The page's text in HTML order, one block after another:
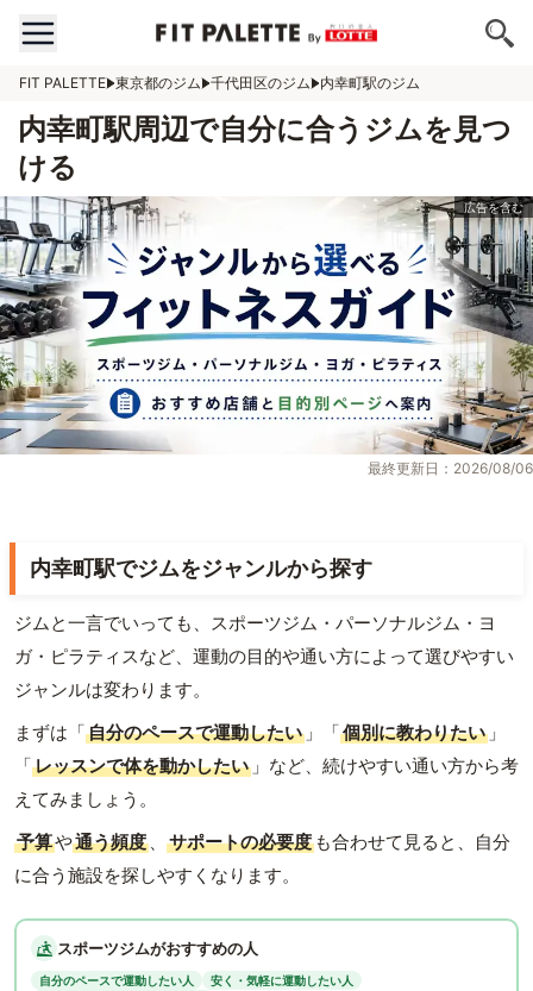
FIT PALETTE 東京都のジム 千代田区のジム 内幸町駅のジム
内幸町駅周辺で自分に合うジムを見つ
ける
最終更新日：2026/08/06
内幸町駅でジムをジャンルから探す
ジムと一言でいっても、スポーツジム・パーソナルジム・ヨ
ガ・ピラティスなど、運動の目的や通い方によって選びやすい
ジャンルは変わります。
まずは「自分のペースで運動したい 」「個別に教わりたい 」
「レッスンで体を動かしたい 」など、続けやすい通い方から考
えてみましょう。
予算や通う頻度 、 サポートの必要度 も合わせて見ると、自分
に合う施設を探しやすくなります。
スポーツジムがおすすめの人
自分のペースで運動したい人
安く・気軽に運動したい人